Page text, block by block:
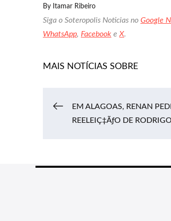
By Itamar Ribeiro
Siga o Soteropolis Noticias no Google
WhatsApp, Facebook e X.
MAIS NOTÍCIAS SOBRE
Navegação
Post
EM ALAGOAS, RENAN
REELEIÇ‡ÃƒO DE